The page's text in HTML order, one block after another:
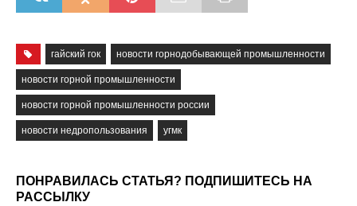
гайский гок новости горнодобывающей промышленности
новости горной промышленности
новости горной промышленности россии
новости недропользования угмк
ПОНРАВИЛАСЬ СТАТЬЯ? ПОДПИШИТЕСЬ НА
РАССЫЛКУ